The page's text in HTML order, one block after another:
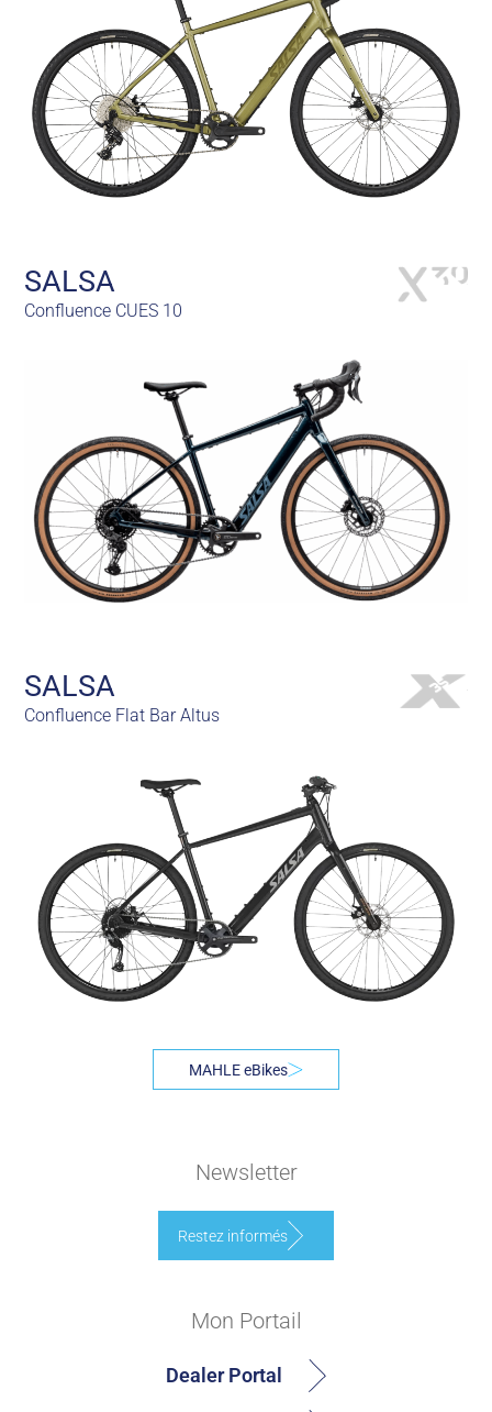
SALSA
Confluence CUES 10
SALSA
Confluence Flat Bar Altus
MAHLE eBikes
Newsletter
Restez informés
Mon Portail
Dealer Portal